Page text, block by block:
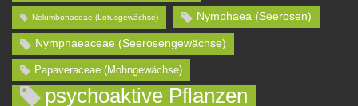
Nelumbonaceae (Lotusgewächse) Nymphaea (Seerosen)
Nymphaeaceae (Seerosengewächse)
Papaveraceae (Mohngewächse)
psychoaktive Pflanzen